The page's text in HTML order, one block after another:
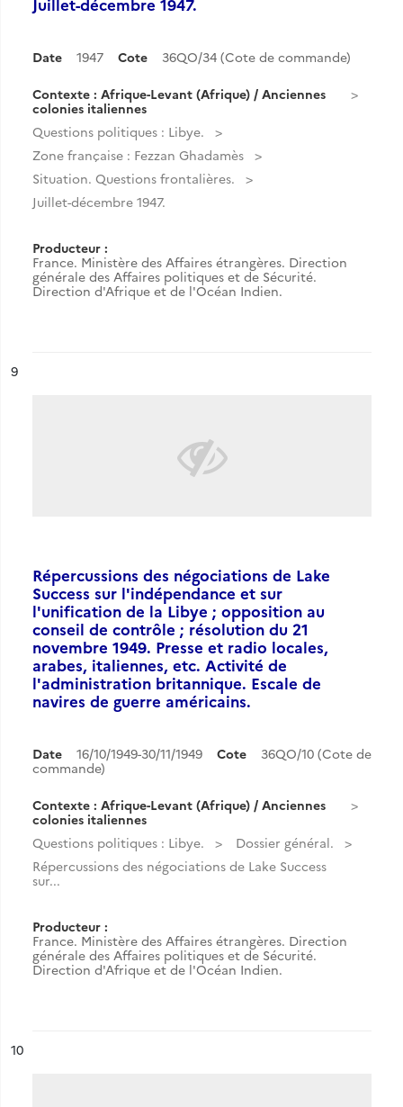
Date 1947 Cote 36QO/34 (Cote de commande)
Contexte : Afrique-Levant (Afrique) / Anciennes
colonies italiennes
Questions politiques : Libye.
Zone française : Fezzan Ghadamès
Situation. Questions frontalières.
Juillet-décembre 1947.
Producteur :
France. Ministère des Affaires étrangères. Direction
générale des Affaires politiques et de Sécurité.
Direction d'Afrique et de l'Océan Indien.
n°
9
Répercussions des négociations de Lake
Success sur l'indépendance et sur
l'unification de la Libye ; opposition au
conseil de contrôle ; résolution du 21
novembre 1949. Presse et radio locales,
arabes, italiennes, etc. Activité de
l'administration britannique. Escale de
navires de guerre américains.
Date 16/10/1949-30/11/1949 Cote
36QO/10 (Cote de
commande)
Contexte : Afrique-Levant (Afrique) / Anciennes
colonies italiennes
Questions politiques : Libye.
Dossier général.
Répercussions des négociations de Lake Success
sur...
Producteur :
France. Ministère des Affaires étrangères. Direction
générale des Affaires politiques et de Sécurité.
Direction d'Afrique et de l'Océan Indien.
n°
10